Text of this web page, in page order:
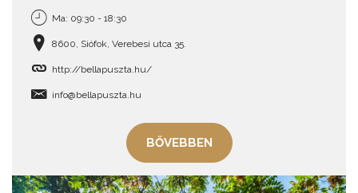
Ma: 09:30 - 18:30
8600, Siófok, Verebesi utca 35.
http://bellapuszta.hu/
info@bellapuszta.hu
BŐVEBBEN